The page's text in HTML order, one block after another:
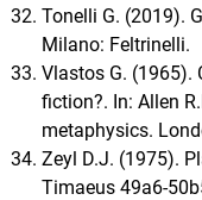
Tonelli G. (2019).
Milano: Feltrinelli.
Vlastos G. (1965).
fiction?. In: Allen
metaphysics.
Zeyl D.J. (1975).
Timaeus 49a6-